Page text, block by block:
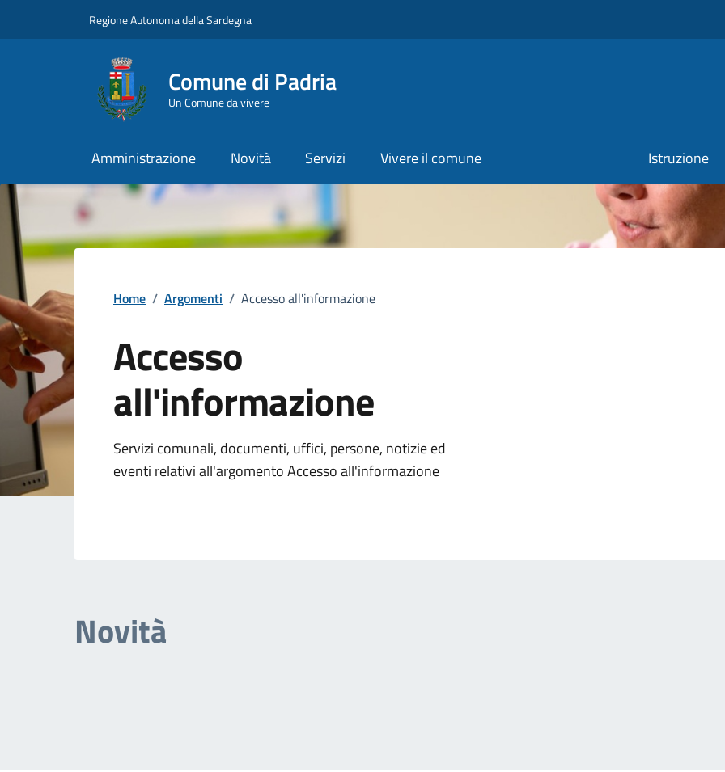
Regione Autonoma della Sardegna
Comune di Padria
Un Comune da vivere
Amministrazione Novità Servizi Vivere il comune Istruzione
Home / Argomenti / Accesso all'informazione
Accesso
all'informazione
Dettagli dell'argomento
Servizi comunali, documenti, uffici, persone, notizie ed
eventi relativi all'argomento Accesso all'informazione
Novità